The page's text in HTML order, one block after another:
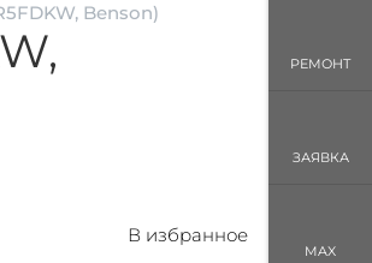
Benson)
В избранное
РЕМОНТ
ЗАЯВКА
MAX